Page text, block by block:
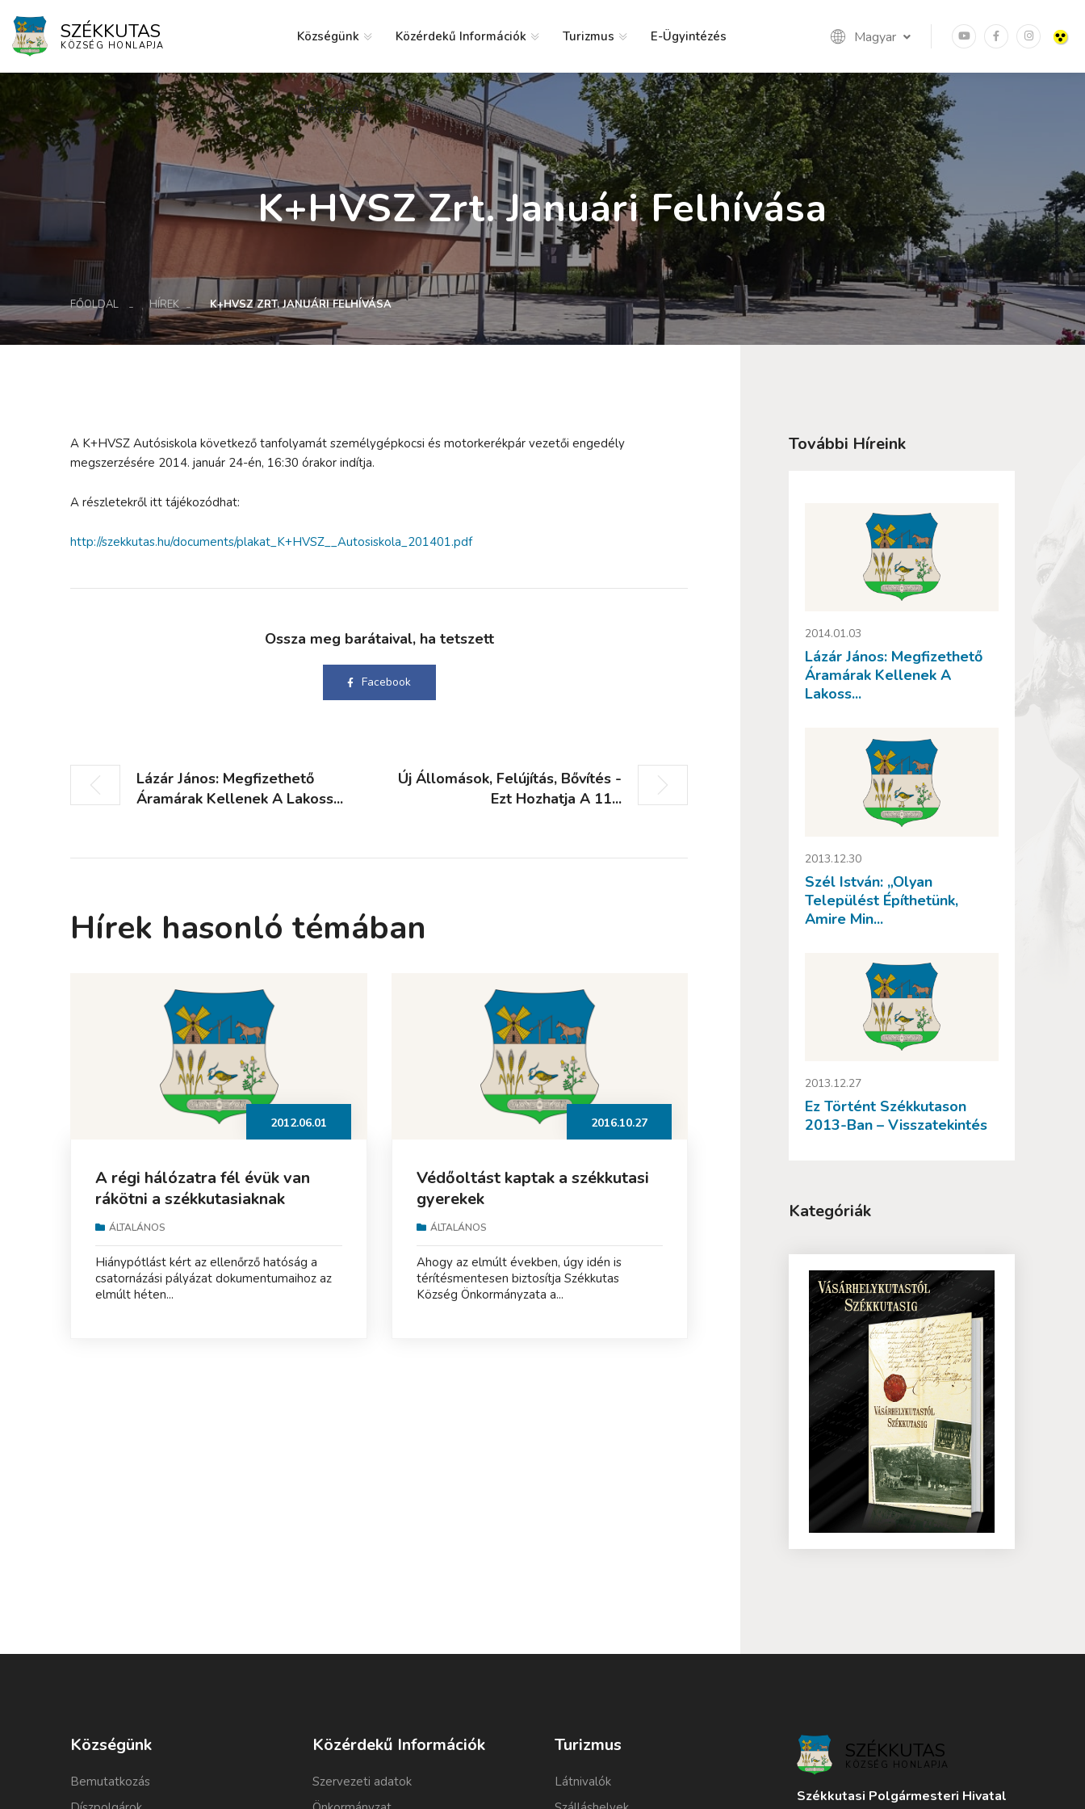
SZÉKKUTAS
KÖZSÉG HONLAPJA Magyar
Községünk Közérdekű Információk Turizmus E-Ügyintézés
Elérhetőség
K+HVSZ Zrt. Januári Felhívása
FŐOLDAL HÍREK K+HVSZ ZRT. JANUÁRI FELHÍVÁSA
A K+HVSZ Autósiskola következő tanfolyamát személygépkocsi és motorkerékpár vezetői engedély
megszerzésére 2014. január 24-én, 16:30 órakor indítja.
A részletekről itt tájékozódhat:
http://szekkutas.hu/documents/plakat_K+HVSZ__Autosiskola_201401.pdf
Ossza meg barátaival, ha tetszett
Facebook
Lázár János: Megfizethető
Áramárak Kellenek A Lakoss...
Új Állomások, Felújítás, Bővítés -
Ezt Hozhatja A 11...
Hírek hasonló témában
2012.06.01
A régi hálózatra fél évük van
rákötni a székkutasiaknak
ÁLTALÁNOS
Hiánypótlást kért az ellenőrző hatóság a
csatornázási pályázat dokumentumaihoz az
elmúlt héten...
2016.10.27
Védőoltást kaptak a székkutasi
gyerekek
ÁLTALÁNOS
Ahogy az elmúlt években, úgy idén is
térítésmentesen biztosítja Székkutas
Község Önkormányzata a...
További Híreink
2014.01.03
Lázár János: Megfizethető
Áramárak Kellenek A
Lakoss...
2013.12.30
Szél István: „Olyan
Települést Építhetünk,
Amire Min...
2013.12.27
Ez Történt Székkutason
2013-Ban – Visszatekintés
Kategóriák
Községünk
Bemutatkozás
Közérdekű Információk
Szervezeti adatok
Turizmus
Látnivalók
SZÉKKUTAS
KÖZSÉG HONLAPJA
Székkutasi Polgármesteri Hivatal